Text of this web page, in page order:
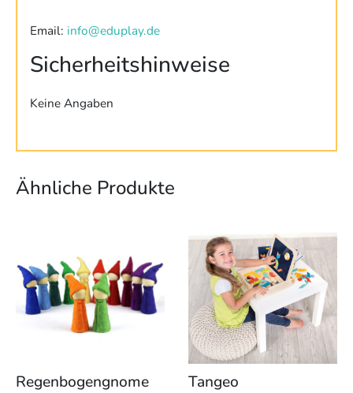
Email: info@eduplay.de
Sicherheitshinweise
Keine Angaben
Ähnliche Produkte
Regenbogengnome
weist
mehrere
Varianten
auf.
können
Tangeo